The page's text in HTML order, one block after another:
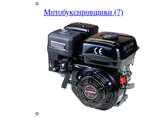
Мотобуксировщики (7)